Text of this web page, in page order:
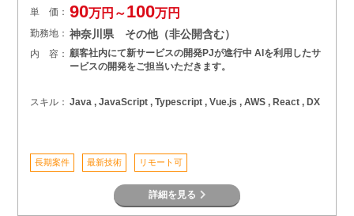
単 価： 90万円～100万円
勤務地： 神奈川県 その他（非公開含む）
内 容： 顧客社内にて新サービスの開発PJが進行中 AIを利用したサ
ービスの開発をご担当いただきます。
スキル： Java , JavaScript , Typescript , Vue.js , AWS , React , DX
長期案件 最新技術 リモート可
詳細を見る